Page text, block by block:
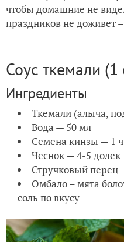
чтобы домашние не
праздников не доживет
Соус ткемали (1
Ингредиенты
Ткемали (алыча,
Вода — 50 мл
Семена кинзы — 1
Чеснок — 4-5 долек
Стручковый перец
Омбало – мята
соль по вкусу